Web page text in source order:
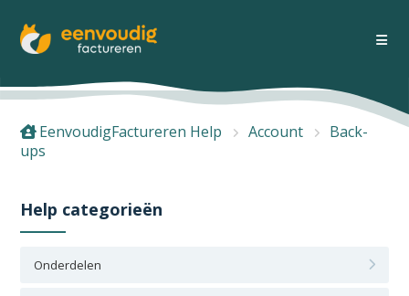
EenvoudigFactureren Help Account
Back-
ups
Help categorieën
Onderdelen